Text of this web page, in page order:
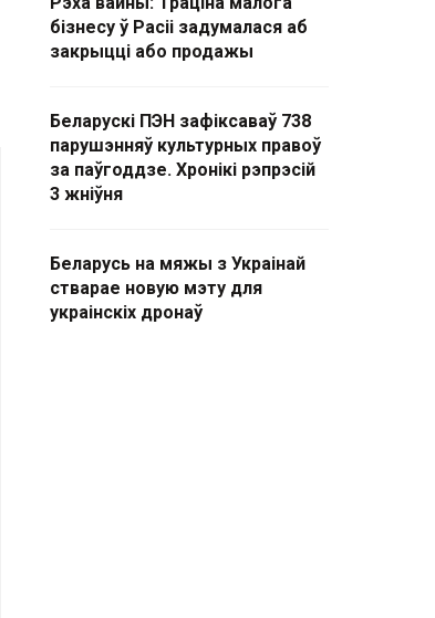
бізнесу ў Расіі задумалася аб
закрыцці або продажы
Беларускі ПЭН зафіксаваў 738
парушэнняў культурных правоў
за паўгоддзе. Хронікі рэпрэсій
3 жніўня
Беларусь на мяжы з Украінай
стварае новую мэту для
украінскіх дронаў